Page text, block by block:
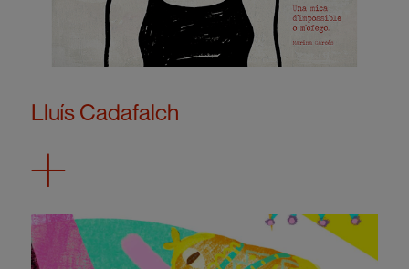
Lluís Cadafalch